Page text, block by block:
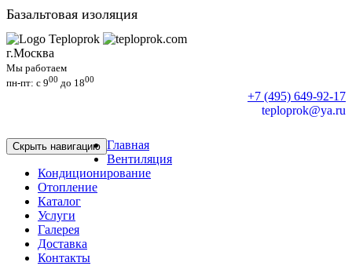
Базальтовая изоляция
г.Москва
Мы работаем
пн-пт: c 900 до 1800
+7 (495) 649-92-17
teploprok@ya.ru
Скрыть навигацию Главная
Вентиляция
Кондиционирование
Отопление
Каталог
Услуги
Галерея
Доставка
Контакты